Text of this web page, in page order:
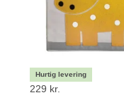
229 kr.